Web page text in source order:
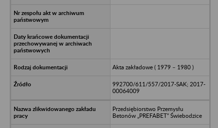
Akta zakładowe ( 1979 – 1980 )
992700/611/557/2017-SAK; 2017-
00064009
Przedsiębiorstwo Przemysłu
Betonów „PREFABET” Świebodzice